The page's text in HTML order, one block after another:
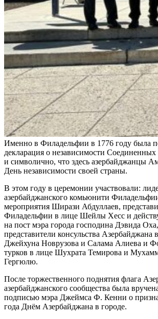
Именно в Филадельфии в 1776 году была
декларация о независимости
и символично, что здесь азербайджанцы
День независимости своей страны.
В этом году в церемонии участвовали:
азербайджанского комьюнити
мероприятия Ширази Абдуллаев,
Филадельфии в лице Шейлы Хесс и
на пост мэра города господина Дэвида
представители консульства
Джейхуна Новрузова и Салама Алиева и
турков в лице Шухрата Темирова и
Гергюлю.
После торжественного поднятия флага
азербайджанского сообщества была
подписью мэра Джеймса Ф. Кенни о
года Днём Азербайджана в городе.